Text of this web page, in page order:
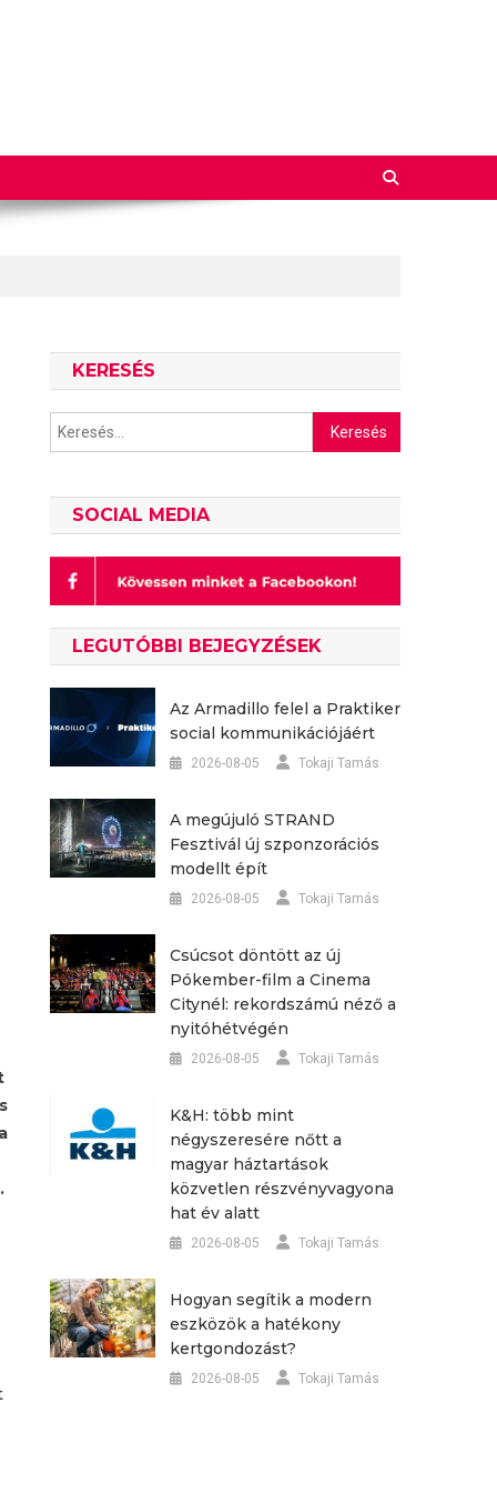
KERESÉS
Keresés:
SOCIAL MEDIA
LEGUTÓBBI BEJEGYZÉSEK
Az Armadillo felel a Praktiker
social kommunikációjáért
2026-08-05 Tokaji Tamás
A megújuló STRAND
Fesztivál új szponzorációs
modellt épít
2026-08-05 Tokaji Tamás
Csúcsot döntött az új
Pókember-film a Cinema
Citynél: rekordszámú néző a
nyitóhétvégén
2026-08-05 Tokaji Tamás
K&H: több mint
négyszeresére nőtt a
magyar háztartások
közvetlen részvényvagyona
hat év alatt
2026-08-05 Tokaji Tamás
Hogyan segítik a modern
eszközök a hatékony
kertgondozást?
2026-08-05 Tokaji Tamás